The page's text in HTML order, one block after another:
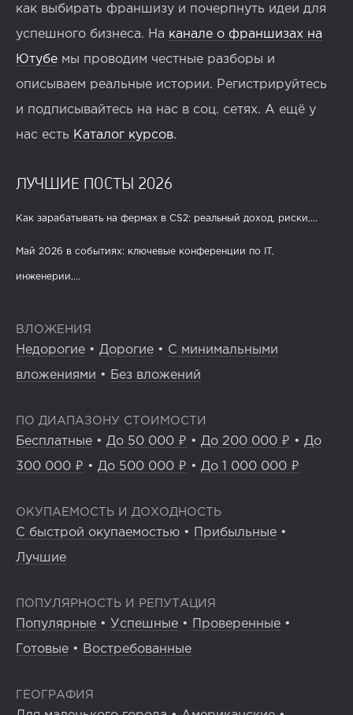
как выбирать франшизу и почерпнуть идеи для
успешного бизнеса. На канале о франшизах на
Ютубе мы проводим честные разборы и
описываем реальные истории. Регистрируйтесь
и подписывайтесь на нас в соц. сетях. А ещё у
нас есть Каталог курсов.
ЛУЧШИЕ ПОСТЫ 2026
Как зарабатывать на фермах в CS2: реальный доход, риски,...
Май 2026 в событиях: ключевые конференции по IT,
инженерии,...
ВЛОЖЕНИЯ
Недорогие • Дорогие • С минимальными
вложениями • Без вложений
ПО ДИАПАЗОНУ СТОИМОСТИ
Бесплатные • До 50 000 ₽ • До 200 000 ₽ • До
300 000 ₽ • До 500 000 ₽ • До 1 000 000 ₽
ОКУПАЕМОСТЬ И ДОХОДНОСТЬ
С быстрой окупаемостью • Прибыльные •
Лучшие
ПОПУЛЯРНОСТЬ И РЕПУТАЦИЯ
Популярные • Успешные • Проверенные •
Готовые • Востребованные
ГЕОГРАФИЯ